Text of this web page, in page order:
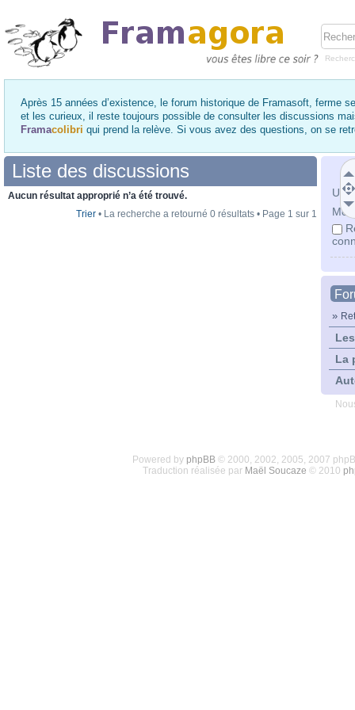
Après 15 années d’existence, le forum historique de Framasoft, ferme
et les curieux, il reste toujours possible de consulter les discussions
Framacolibri qui prend la relève. Si vous avez des questions, on se
Mot
»
La
Liste des discussions
Aucun résultat approprié n’a été trouvé.
Trier • La recherche a retourné 0 résultats • Page 1 sur 1
Powered by phpBB© 2000, 2002, 2005, 2007
Traduction réalisée par Maël Soucaze © 2010